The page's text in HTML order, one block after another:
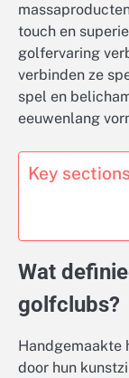
touch en
golfervaring
verbinden ze
spel en
eeuwenlang
Key
Wat
golfclubs?
Handgemaakte
door hun